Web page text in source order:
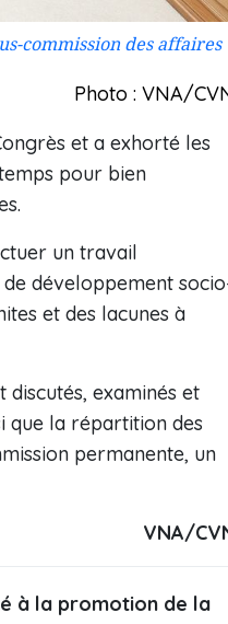
commission des affaires
Photo : VNA/
et a exhorté les
pour bien
un travail
développement
et des lacunes à
examinés et
que la répartition des
permanente, un
VNA/
à la promotion de la